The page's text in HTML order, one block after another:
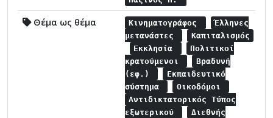
Θέμα ως θέμα Κινηματογράφος
Έλληνες
μετανάστες
Καπιταλισμός
Εκκλησία
Πολιτικοί
κρατούμενοι
Βραδυνή
(εφ.)
Εκπαιδευτικό
σύστημα
Οικοδόμοι
Αντιδικτατορικός Τύπος
εξωτερικού
Διεθνής